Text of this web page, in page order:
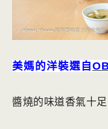
美媽的洋裝選自
醬燒的味道香氣十